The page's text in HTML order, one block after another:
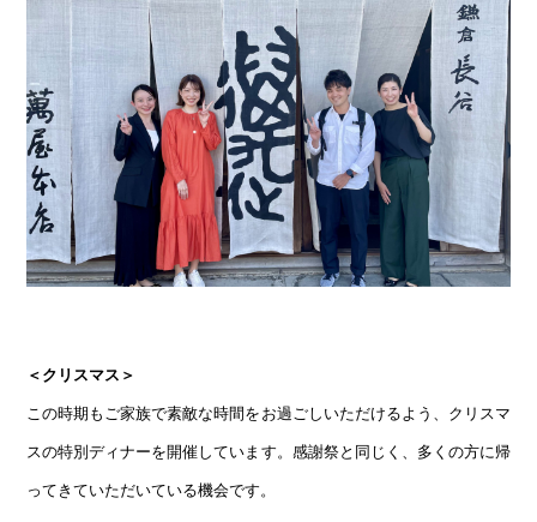
＜クリスマス＞
この時期もご家族で素敵な時間をお過ごしいただけるよう、クリスマ
スの特別ディナーを開催しています。感謝祭と同じく、多くの方に帰
ってきていただいている機会です。